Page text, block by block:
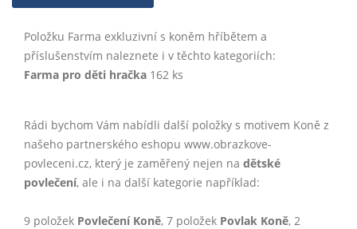
Položku Farma exkluzivní s koněm hříbětem a
příslušenstvím naleznete i v těchto kategoriích:
Farma pro děti hračka 162 ks
Rádi bychom Vám nabídli další položky s motivem Koně z
našeho partnerského eshopu www.obrazkove-
povleceni.cz, který je zaměřený nejen na dětské
povlečení, ale i na další kategorie například:
9 položek Povlečení Koně, 7 položek Povlak Koně, 2